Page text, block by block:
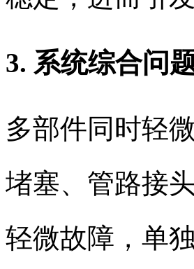
3. 系统综合问
多部件同时轻
堵塞、管路接
轻微故障，单